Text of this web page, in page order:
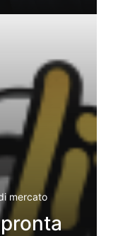
mercato